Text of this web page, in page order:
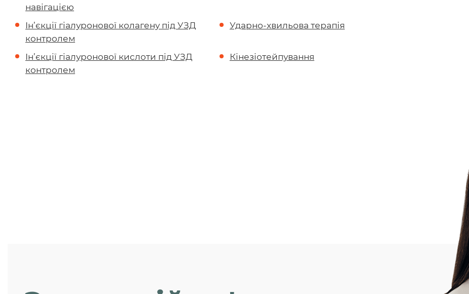
навігацією
Ін’єкції гіалуронової колагену під УЗД
контролем
Ударно-хвильова терапія
Ін’єкції гіалуронової кислоти під УЗД
контролем
Кінезіотейпування